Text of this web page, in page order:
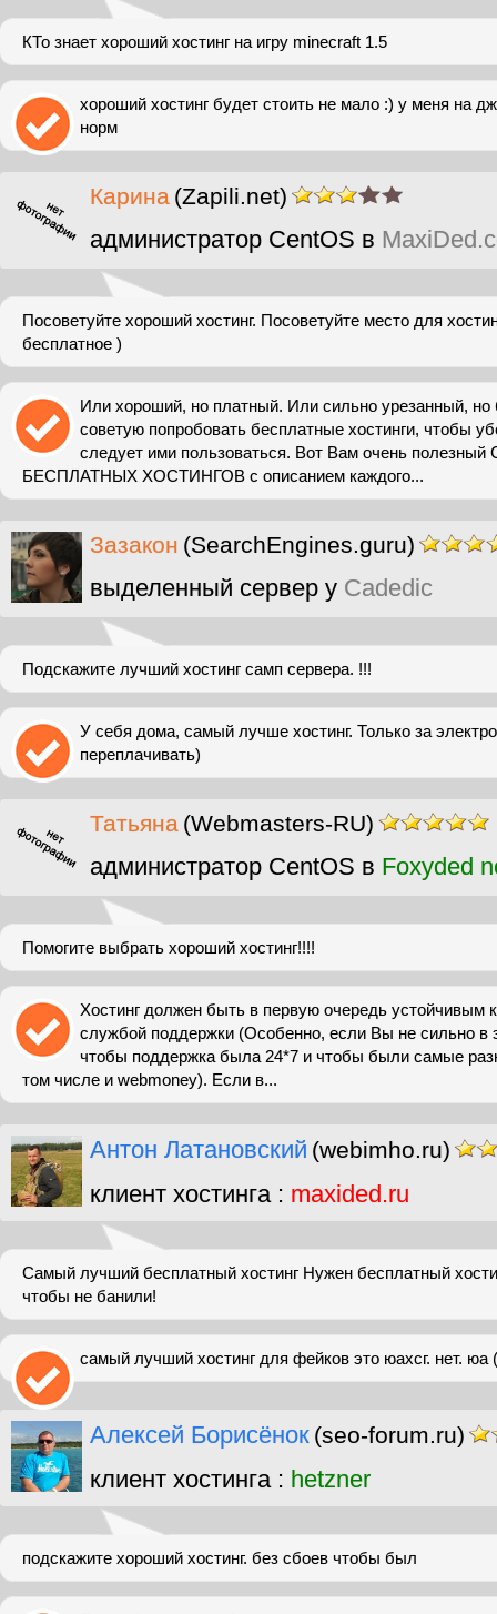
КТо знает хороший хостинг на игру minecraft 1.5
хороший хостинг будет стоить не мало :) у меня на
норм
Карина (Zapili.net)
администратор CentOS в
Посоветуйте хороший хостинг. Посоветуйте место для
бесплатное )
Или хороший, но платный. Или сильно урезанный,
советую попробовать бесплатные хостинги, чтобы
следует ими пользоваться. Вот Вам очень
БЕСПЛАТНЫХ ХОСТИНГОВ с описанием каждого...
Зазакон (SearchEngines.guru)
выделенный сервер у Cadedic
Подскажите лучший хостинг самп сервера. !!!
У себя дома, самый лучше хостинг. Только за
переплачивать)
Татьяна (Webmasters-RU)
администратор CentOS в Foxyded
Помогите выбрать хороший хостинг!!!!
Хостинг должен быть в первую очередь устойчивым
службой поддержки (Особенно, если Вы не сильно в
чтобы поддержка была 24*7 и чтобы были самые
том числе и webmoney). Если в...
Антон Латановский (webimho.ru)
клиент хостинга : maxided.ru
Самый лучший бесплатный хостинг Нужен бесплатный
чтобы не банили!
самый лучший хостинг для фейков это юахсг. нет. юа
Алексей Борисёнок (seo-forum.ru)
клиент хостинга : hetzner
подскажите хороший хостинг. без сбоев чтобы был